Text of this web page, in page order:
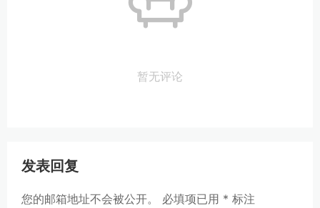
暂无评论
发表回复
您的邮箱地址不会被公开。 必填项已用 * 标注